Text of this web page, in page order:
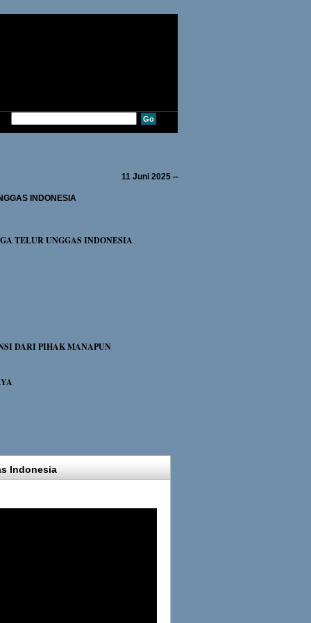
11 Juni 2025 ---Sdr. MULYADI dari DEPOK---
INDONESIA
TELUR UNGGAS INDONESIA
DARI PIHAK MANAPUN
Indonesia